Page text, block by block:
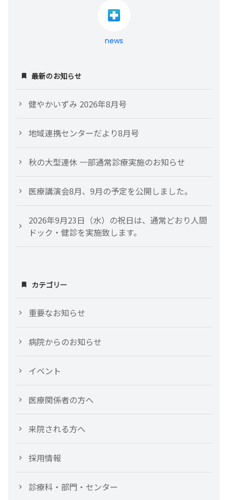
news
最新のお知らせ
健やかいずみ 2026年8月号
地域連携センターだより8月号
秋の大型連休 一部通常診療実施のお知らせ
医療講演会8月、9月の予定を公開しました。
2026年9月23日（水）の祝日は、通常どおり人間
ドック・健診を実施致します。
カテゴリー
重要なお知らせ
病院からのお知らせ
イベント
医療関係者の方へ
来院される方へ
採用情報
診療科・部門・センター